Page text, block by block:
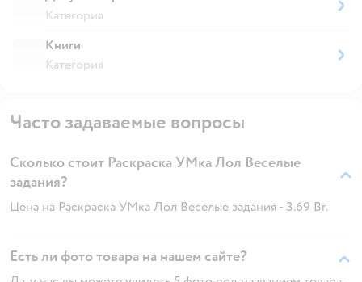
Категория
Книги
Категория
Часто задаваемые вопросы
Сколько стоит Раскраска УМка Лол Веселые
задания?
Цена на Раскраска УМка Лол Веселые задания - 3.69 Br.
Есть ли фото товара на нашем сайте?